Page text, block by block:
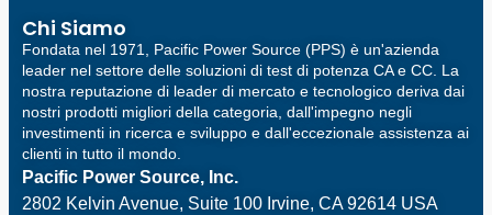
Chi Siamo
Fondata nel 1971, Pacific Power Source (PPS) è un'azienda
leader nel settore delle soluzioni di test di potenza CA e CC. La
nostra reputazione di leader di mercato e tecnologico deriva dai
nostri prodotti migliori della categoria, dall'impegno negli
investimenti in ricerca e sviluppo e dall'eccezionale assistenza ai
clienti in tutto il mondo.
Pacific Power Source, Inc.
2802 Kelvin Avenue, Suite 100 Irvine, CA 92614 USA